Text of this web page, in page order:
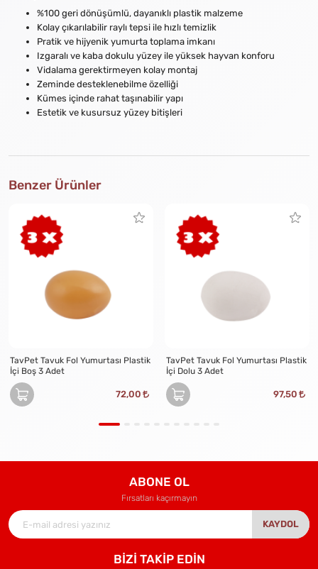
%100 geri dönüşümlü, dayanıklı plastik malzeme
Kolay çıkarılabilir raylı tepsi ile hızlı temizlik
Pratik ve hijyenik yumurta toplama imkanı
Izgaralı ve kaba dokulu yüzey ile yüksek hayvan konforu
Vidalama gerektirmeyen kolay montaj
Zeminde desteklenebilme özelliği
Kümes içinde rahat taşınabilir yapı
Estetik ve kusursuz yüzey bitişleri
Benzer Ürünler
TavPet Tavuk Fol Yumurtası Plastik
İçi Boş 3 Adet
72,00
TavPet Tavuk Fol Yumurtası Plastik
İçi Dolu 3 Adet
97,50
ABONE OL
Fırsatları kaçırmayın
KAYDOL
BİZİ TAKİP EDİN